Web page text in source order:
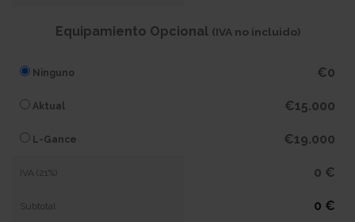
Equipamiento Opcional (IVA no incluido)
Ninguno €0
Aktual €15.000
L-Gance €19.000
IVA (21%) 0 €
Subtotal 0 €